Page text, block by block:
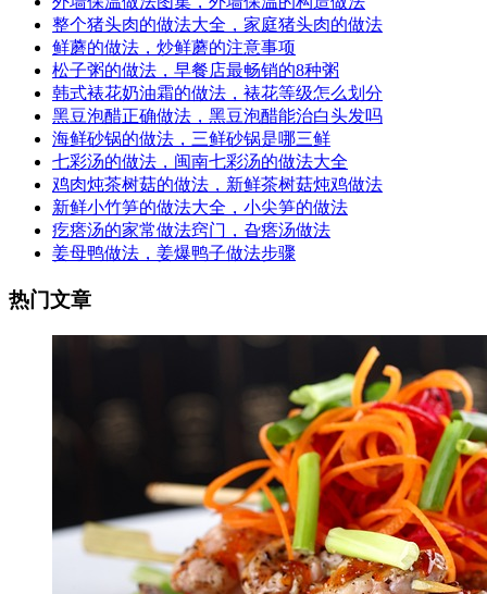
整个猪头肉的做法大全，家庭猪头肉的做法
鲜蘑的做法，炒鲜蘑的注意事项
松子粥的做法，早餐店最畅销的8种粥
韩式裱花奶油霜的做法，裱花等级怎么划分
黑豆泡醋正确做法，黑豆泡醋能治白头发吗
海鲜砂锅的做法，三鲜砂锅是哪三鲜
七彩汤的做法，闽南七彩汤的做法大全
鸡肉炖茶树菇的做法，新鲜茶树菇炖鸡做法
新鲜小竹笋的做法大全，小尖笋的做法
疙瘩汤的家常做法窍门，旮瘩汤做法
姜母鸭做法，姜爆鸭子做法步骤
热门文章